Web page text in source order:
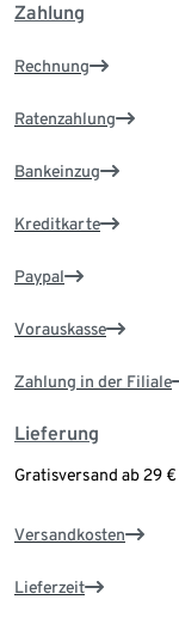
Zahlung
Rechnung
Ratenzahlung
Bankeinzug
Kreditkarte
Paypal
Vorauskasse
Zahlung in der Filiale
Lieferung
Gratisversand ab 29
Versandkosten
Lieferzeit